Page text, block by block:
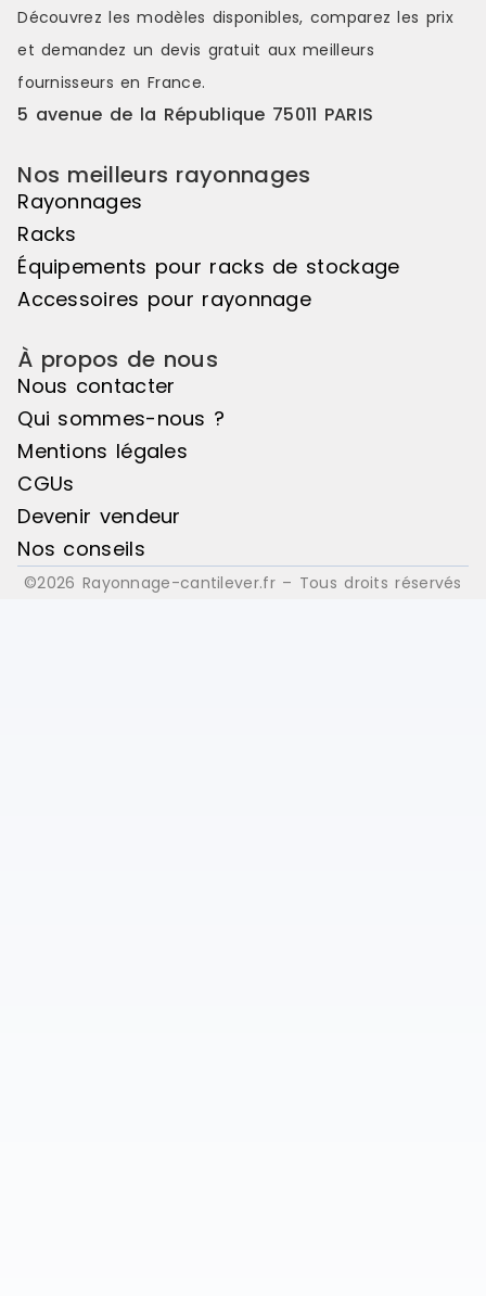
est immédiatement opérationnel
et constitue une solution simple et
efficace pour organiser le
stockage de charges longues.
Référence : 18A-1 Disponibilité :
Disponible Marque : Trilogiq
Référence
Découvrez les modèles disponibles, comparez les prix
et demandez un devis gratuit aux meilleurs
fournisseurs en France.
5 avenue de la République 75011 PARIS
Nos meilleurs rayonnages
Rayonnages
Racks
Équipements pour racks de stockage
Accessoires pour rayonnage
À propos de nous
Nous contacter
Qui sommes-nous ?
Mentions légales
CGUs
Devenir vendeur
Nos conseils
©2026 Rayonnage-cantilever.fr – Tous droits réservés